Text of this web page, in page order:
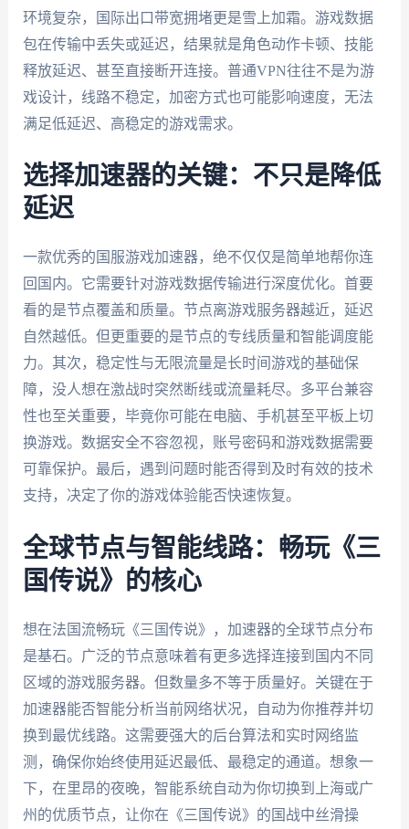
环境复杂，国际出口带宽拥堵更是雪上加霜。游戏数据
包在传输中丢失或延迟，结果就是角色动作卡顿、技能
释放延迟、甚至直接断开连接。普通VPN往往不是为游
戏设计，线路不稳定，加密方式也可能影响速度，无法
满足低延迟、高稳定的游戏需求。
选择加速器的关键：不只是降低
延迟
一款优秀的国服游戏加速器，绝不仅仅是简单地帮你连
回国内。它需要针对游戏数据传输进行深度优化。首要
看的是节点覆盖和质量。节点离游戏服务器越近，延迟
自然越低。但更重要的是节点的专线质量和智能调度能
力。其次，稳定性与无限流量是长时间游戏的基础保
障，没人想在激战时突然断线或流量耗尽。多平台兼容
性也至关重要，毕竟你可能在电脑、手机甚至平板上切
换游戏。数据安全不容忽视，账号密码和游戏数据需要
可靠保护。最后，遇到问题时能否得到及时有效的技术
支持，决定了你的游戏体验能否快速恢复。
全球节点与智能线路：畅玩《三
国传说》的核心
想在法国流畅玩《三国传说》，加速器的全球节点分布
是基石。广泛的节点意味着有更多选择连接到国内不同
区域的游戏服务器。但数量多不等于质量好。关键在于
加速器能否智能分析当前网络状况，自动为你推荐并切
换到最优线路。这需要强大的后台算法和实时网络监
测，确保你始终使用延迟最低、最稳定的通道。想象一
下，在里昂的夜晚，智能系统自动为你切换到上海或广
州的优质节点，让你在《三国传说》的国战中丝滑操